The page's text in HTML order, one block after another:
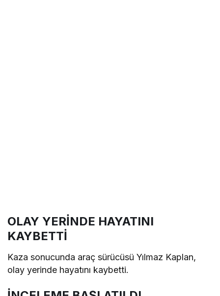
OLAY YERİNDE HAYATINI
KAYBETTİ
Kaza sonucunda araç sürücüsü Yılmaz Kaplan,
olay yerinde hayatını kaybetti.